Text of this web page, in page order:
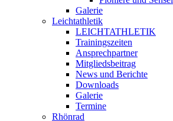
Galerie
Leichtathletik
LEICHTATHLETIK
Trainingszeiten
Ansprechpartner
Mitgliedsbeitrag
News und Berichte
Downloads
Galerie
Termine
Rhönrad